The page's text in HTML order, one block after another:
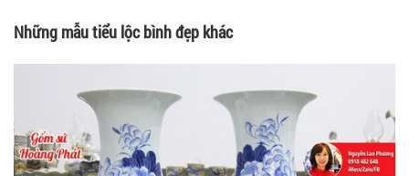
Những mẫu tiểu lộc bình đẹp khác